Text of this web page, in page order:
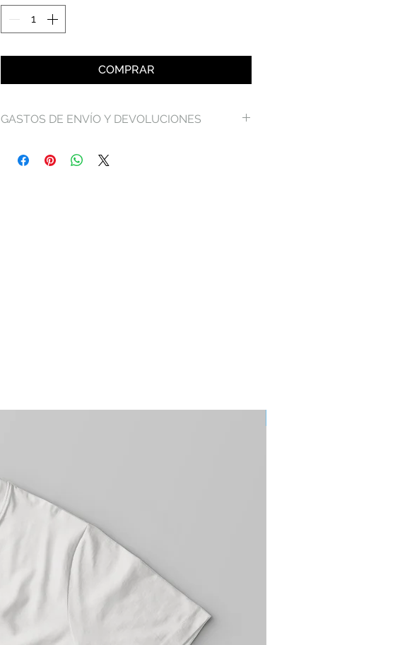
COMPRAR
GASTOS DE ENVÍO Y DEVOLUCIONES
políticas de devolución en nuestra página